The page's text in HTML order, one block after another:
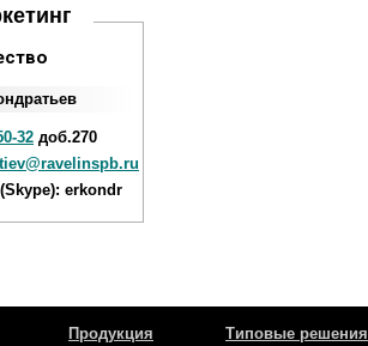
32 доб.270
erkondr
Продукция Типовые решения